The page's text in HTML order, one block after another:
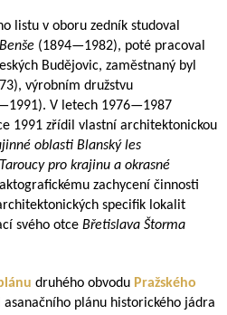
listu v oboru zedník studoval
(1894—1982), poté pracoval
Budějovic, zaměstnaný byl
), výrobním družstvu
). V letech 1976—1987
1991 zřídil vlastní architektonickou
oblasti Blanský les
pro krajinu a okrasné
zachycení činnosti
specifik lokalit
svého otce Břetislava Štorma
druhého obvodu Pražského
plánu historického jádra